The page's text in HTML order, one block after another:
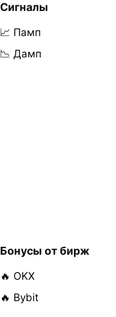
Сигналы
📈 Памп
📉 Дамп
Бонусы от бирж
🔥 OKX
🔥 Bybit